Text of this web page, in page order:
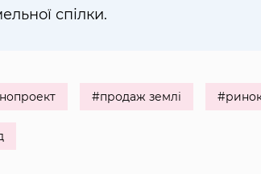
спілки.
#продаж землі